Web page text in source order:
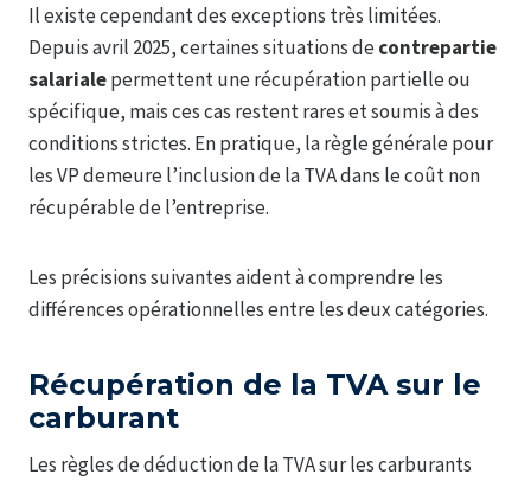
Il existe cependant des exceptions très limitées.
Depuis avril 2025, certaines situations decontrepartie
salarialepermettent une récupération partielle ou
spécifique, mais ces cas restent rares et soumis à des
conditions strictes. En pratique, la règle générale pour
les VP demeure l’inclusion de la TVA dans le coût non
récupérable de l’entreprise.
Les précisions suivantes aident à comprendre les
différences opérationnelles entre les deux catégories.
Récupération de la TVA sur le
carburant
Les règles de déduction de la TVA sur les carburants